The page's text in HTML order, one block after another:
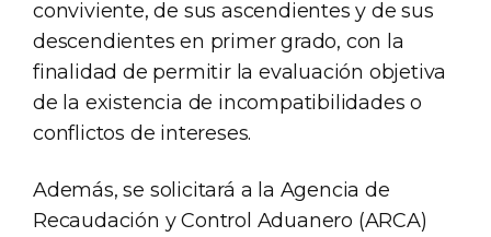
conviviente, de sus ascendientes y de sus
descendientes en primer grado, con la
finalidad de permitir la evaluación objetiva
de la existencia de incompatibilidades o
conflictos de intereses.
Además, se solicitará a la Agencia de
Recaudación y Control Aduanero (ARCA)